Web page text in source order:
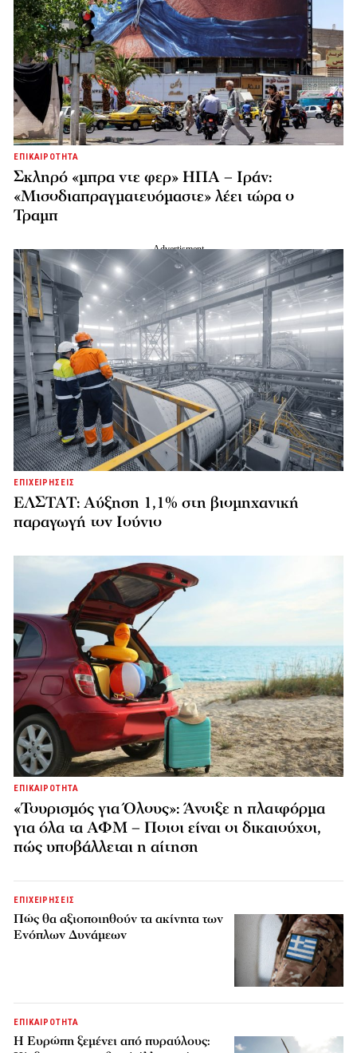
ΕΠΙΚΑΙΡΟΤΗΤΑ
Σκληρό «μπρα ντε φερ» ΗΠΑ – Ιράν:
«Μισοδιαπραγματευόμαστε» λέει τώρα ο
Τραμπ
ΕΠΙΧΕΙΡΗΣΕΙΣ
ΕΛΣΤΑΤ: Αύξηση 1,1% στη βιομηχανική
παραγωγή τον Ιούνιο
ΕΠΙΚΑΙΡΟΤΗΤΑ
«Τουρισμός για Όλους»: Άνοιξε η πλατφόρμα
για όλα τα ΑΦΜ – Ποιοι είναι οι δικαιούχοι,
πώς υποβάλλεται η αίτηση
ΕΠΙΧΕΙΡΗΣΕΙΣ
Πώς θα αξιοποιηθούν τα ακίνητα των
Ενόπλων Δυνάμεων
ΕΠΙΚΑΙΡΟΤΗΤΑ
H Ευρώπη ξεμένει από πυραύλους: